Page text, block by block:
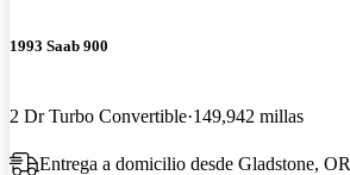
1993 Saab 900
2 Dr Turbo Convertible 149,942 millas
Entrega a domicilio desde Gladstone, OR